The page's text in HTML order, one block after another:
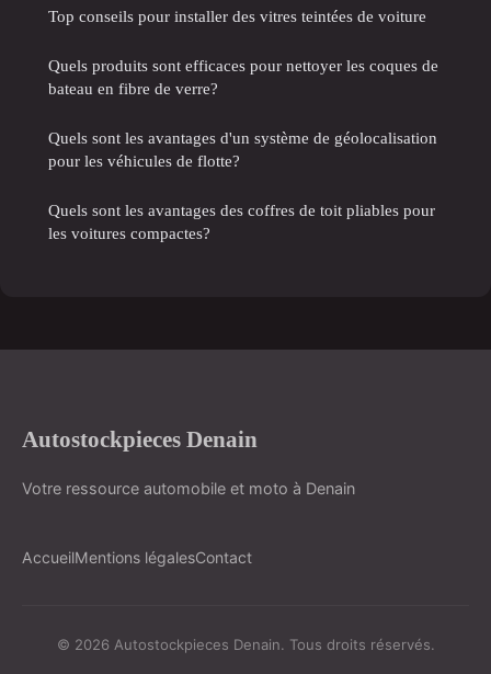
Top conseils pour installer des vitres teintées de voiture
Quels produits sont efficaces pour nettoyer les coques de
bateau en fibre de verre?
Quels sont les avantages d'un système de géolocalisation
pour les véhicules de flotte?
Quels sont les avantages des coffres de toit pliables pour
les voitures compactes?
Autostockpieces Denain
Votre ressource automobile et moto à Denain
AccueilMentions légalesContact
© 2026 Autostockpieces Denain. Tous droits réservés.